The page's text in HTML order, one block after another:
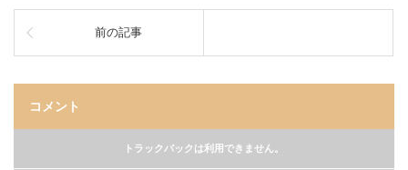
前の記事
コメント
トラックバックは利用できません。